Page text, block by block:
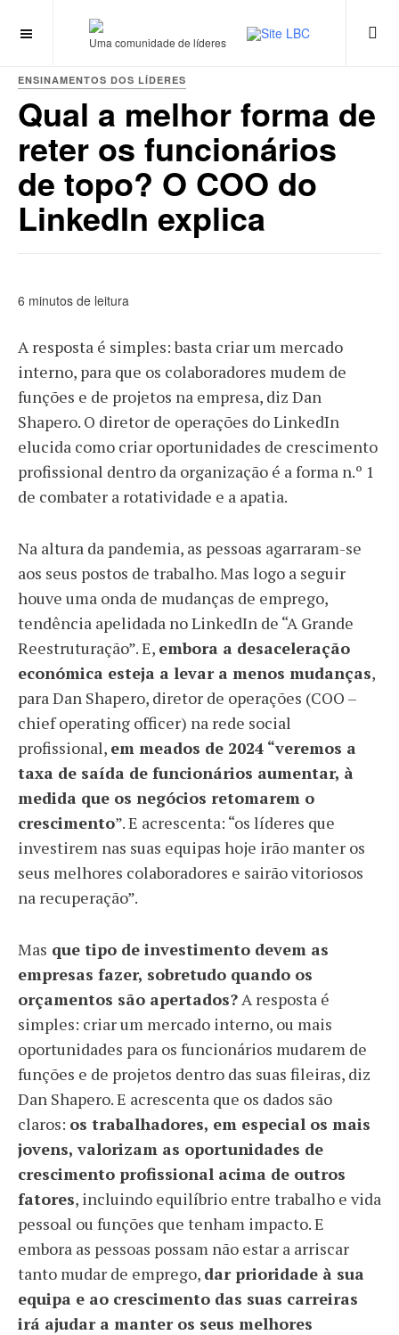
Uma comunidade de líderes
ENSINAMENTOS DOS LÍDERES
Qual a melhor forma de
reter os funcionários
de topo? O COO do
LinkedIn explica
6 minutos de leitura
A resposta é simples: basta criar um mercado
interno, para que os colaboradores mudem de
funções e de projetos na empresa, diz Dan
Shapero. O diretor de operações do LinkedIn
elucida como criar oportunidades de crescimento
profissional dentro da organização é a forma n.º 1
de combater a rotatividade e a apatia.
Na altura da pandemia, as pessoas agarraram-se
aos seus postos de trabalho. Mas logo a seguir
houve uma onda de mudanças de emprego,
tendência apelidada no LinkedIn de “A Grande
Reestruturação”. E, embora a desaceleração
económica esteja a levar a menos mudanças,
para Dan Shapero, diretor de operações (COO –
chief operating officer) na rede social
profissional, em meados de 2024 “veremos a
taxa de saída de funcionários aumentar, à
medida que os negócios retomarem o
crescimento”. E acrescenta: “os líderes que
investirem nas suas equipas hoje irão manter os
seus melhores colaboradores e sairão vitoriosos
na recuperação”.
Mas que tipo de investimento devem as
empresas fazer, sobretudo quando os
orçamentos são apertados?A resposta é
simples: criar um mercado interno, ou mais
oportunidades para os funcionários mudarem de
funções e de projetos dentro das suas fileiras, diz
Dan Shapero. E acrescenta que os dados são
claros: os trabalhadores, em especial os mais
jovens, valorizam as oportunidades de
crescimento profissional acima de outros
fatores, incluindo equilíbrio entre trabalho e vida
pessoal ou funções que tenham impacto. E
embora as pessoas possam não estar a arriscar
tanto mudar de emprego, dar prioridade à sua
equipa e ao crescimento das suas carreiras
irá ajudar a manter os seus melhores